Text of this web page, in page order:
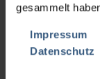
gesammelt
Impressum
Datenschutz